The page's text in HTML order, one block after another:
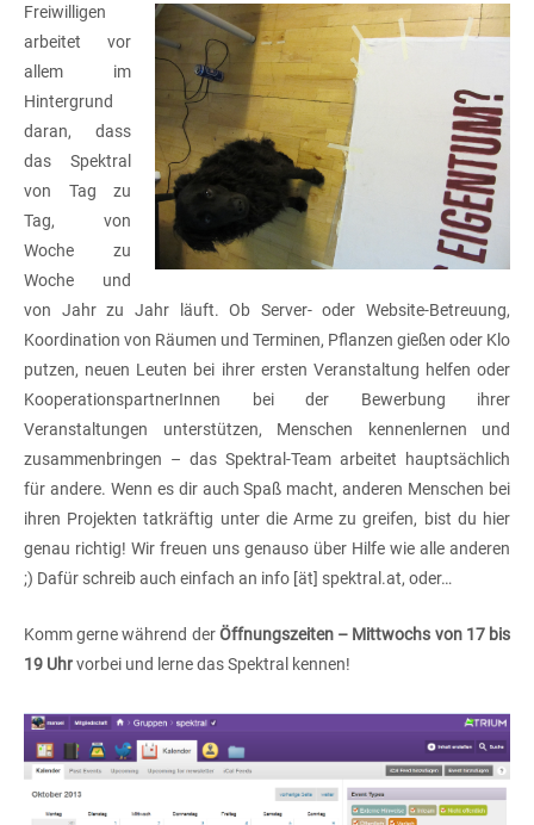
Freiwilligen
arbeitet vor
allem im
Hintergrund
daran, dass
das Spektral
von Tag zu
Tag, von
Woche zu
Woche und
von Jahr zu Jahr läuft. Ob Server- oder Website-Betreuung,
Koordination von Räumen und Terminen, Pflanzen gießen oder Klo
putzen, neuen Leuten bei ihrer ersten Veranstaltung helfen oder
KooperationspartnerInnen bei der Bewerbung ihrer
Veranstaltungen unterstützen, Menschen kennenlernen und
zusammenbringen – das Spektral-Team arbeitet hauptsächlich
für andere. Wenn es dir auch Spaß macht, anderen Menschen bei
ihren Projekten tatkräftig unter die Arme zu greifen, bist du hier
genau richtig! Wir freuen uns genauso über Hilfe wie alle anderen
;) Dafür schreib auch einfach an info [ät] spektral.at, oder…
Komm gerne während derÖffnungszeiten – Mittwochs von 17 bis
19 Uhrvorbei und lerne das Spektral kennen!